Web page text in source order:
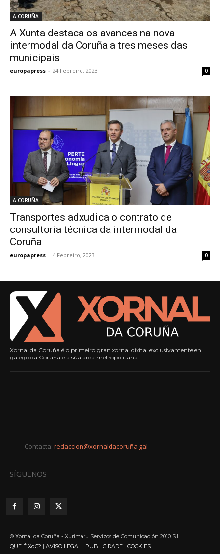
A CORUÑA
A Xunta destaca os avances na nova
intermodal da Coruña a tres meses das
municipais
europapress - 24 Febreiro, 2023 0
A CORUÑA
Transportes adxudica o contrato de
consultoría técnica da intermodal da
Coruña
europapress - 4 Febreiro, 2023 0
Xornal da Coruña é o primeiro gran xornal dixital exclusivamente en
galego da Coruña e a súa área metropolitana
Contacta: redaccion@xornaldacoruña.gal
SÍGUENOS
© Xornal da Coruña - Xurimaru Servizos de Comunicación 2010 S.L.
QUE É XdC? | AVISO LEGAL | PUBLICIDADE | COOKIES